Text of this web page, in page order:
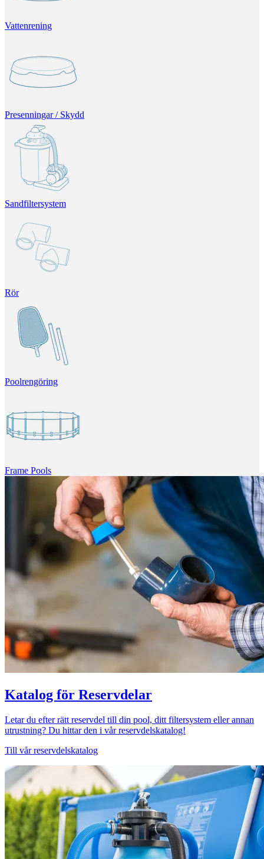
Vattenrening
Presenningar / Skydd
Sandfiltersystem
Rör
Poolrengöring
Frame Pools
Katalog för Reservdelar
Letar du efter rätt reservdel till din pool, ditt filtersystem eller annan
utrustning? Du hittar den i vår reservdelskatalog!
Till vår reservdelskatalog